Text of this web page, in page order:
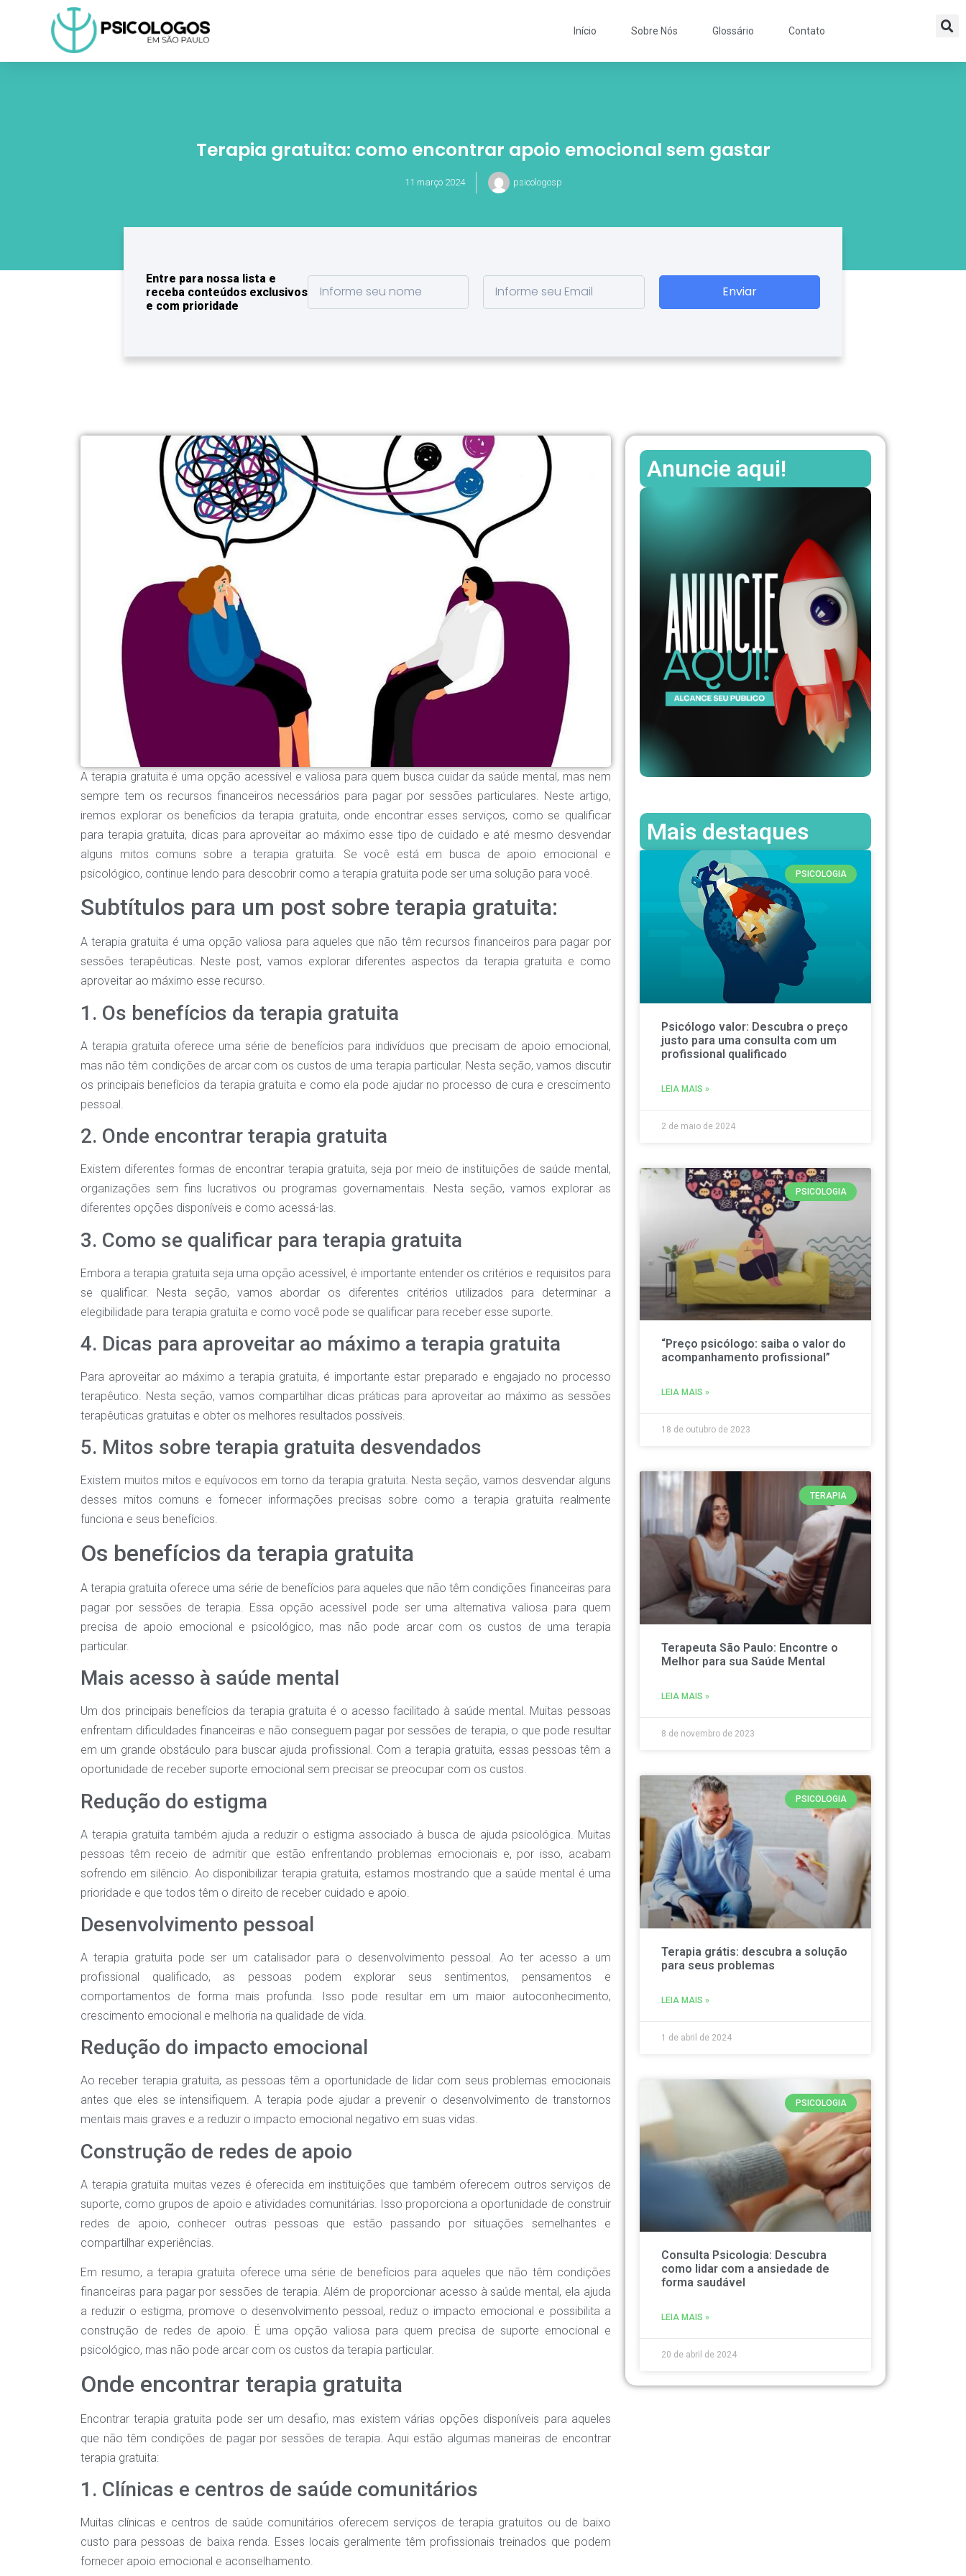
Início Sobre Nós Glossário Contato
Terapia gratuita: como encontrar apoio emocional sem gastar
11 março 2024 psicologosp
Enviar
Entre para nossa lista e
receba conteúdos exclusivos
e com prioridade
A terapia gratuita é uma opção acessível e valiosa para quem busca cuidar da saúde mental, mas nem
sempre tem os recursos financeiros necessários para pagar por sessões particulares. Neste artigo,
iremos explorar os benefícios da terapia gratuita, onde encontrar esses serviços, como se qualificar
para terapia gratuita, dicas para aproveitar ao máximo esse tipo de cuidado e até mesmo desvendar
alguns mitos comuns sobre a terapia gratuita. Se você está em busca de apoio emocional e
psicológico, continue lendo para descobrir como a terapia gratuita pode ser uma solução para você.
Subtítulos para um post sobre terapia gratuita:
A terapia gratuita é uma opção valiosa para aqueles que não têm recursos financeiros para pagar por
sessões terapêuticas. Neste post, vamos explorar diferentes aspectos da terapia gratuita e como
aproveitar ao máximo esse recurso.
1. Os benefícios da terapia gratuita
A terapia gratuita oferece uma série de benefícios para indivíduos que precisam de apoio emocional,
mas não têm condições de arcar com os custos de uma terapia particular. Nesta seção, vamos discutir
os principais benefícios da terapia gratuita e como ela pode ajudar no processo de cura e crescimento
pessoal.
2. Onde encontrar terapia gratuita
Existem diferentes formas de encontrar terapia gratuita, seja por meio de instituições de saúde mental,
organizações sem fins lucrativos ou programas governamentais. Nesta seção, vamos explorar as
diferentes opções disponíveis e como acessá-las.
3. Como se qualificar para terapia gratuita
Embora a terapia gratuita seja uma opção acessível, é importante entender os critérios e requisitos para
se qualificar. Nesta seção, vamos abordar os diferentes critérios utilizados para determinar a
elegibilidade para terapia gratuita e como você pode se qualificar para receber esse suporte.
4. Dicas para aproveitar ao máximo a terapia gratuita
Para aproveitar ao máximo a terapia gratuita, é importante estar preparado e engajado no processo
terapêutico. Nesta seção, vamos compartilhar dicas práticas para aproveitar ao máximo as sessões
terapêuticas gratuitas e obter os melhores resultados possíveis.
5. Mitos sobre terapia gratuita desvendados
Existem muitos mitos e equívocos em torno da terapia gratuita. Nesta seção, vamos desvendar alguns
desses mitos comuns e fornecer informações precisas sobre como a terapia gratuita realmente
funciona e seus benefícios.
Os benefícios da terapia gratuita
A terapia gratuita oferece uma série de benefícios para aqueles que não têm condições financeiras para
pagar por sessões de terapia. Essa opção acessível pode ser uma alternativa valiosa para quem
precisa de apoio emocional e psicológico, mas não pode arcar com os custos de uma terapia
particular.
Mais acesso à saúde mental
Um dos principais benefícios da terapia gratuita é o acesso facilitado à saúde mental. Muitas pessoas
enfrentam dificuldades financeiras e não conseguem pagar por sessões de terapia, o que pode resultar
em um grande obstáculo para buscar ajuda profissional. Com a terapia gratuita, essas pessoas têm a
oportunidade de receber suporte emocional sem precisar se preocupar com os custos.
Redução do estigma
A terapia gratuita também ajuda a reduzir o estigma associado à busca de ajuda psicológica. Muitas
pessoas têm receio de admitir que estão enfrentando problemas emocionais e, por isso, acabam
sofrendo em silêncio. Ao disponibilizar terapia gratuita, estamos mostrando que a saúde mental é uma
prioridade e que todos têm o direito de receber cuidado e apoio.
Desenvolvimento pessoal
A terapia gratuita pode ser um catalisador para o desenvolvimento pessoal. Ao ter acesso a um
profissional qualificado, as pessoas podem explorar seus sentimentos, pensamentos e
comportamentos de forma mais profunda. Isso pode resultar em um maior autoconhecimento,
crescimento emocional e melhoria na qualidade de vida.
Redução do impacto emocional
Ao receber terapia gratuita, as pessoas têm a oportunidade de lidar com seus problemas emocionais
antes que eles se intensifiquem. A terapia pode ajudar a prevenir o desenvolvimento de transtornos
mentais mais graves e a reduzir o impacto emocional negativo em suas vidas.
Construção de redes de apoio
A terapia gratuita muitas vezes é oferecida em instituições que também oferecem outros serviços de
suporte, como grupos de apoio e atividades comunitárias. Isso proporciona a oportunidade de construir
redes de apoio, conhecer outras pessoas que estão passando por situações semelhantes e
compartilhar experiências.
Em resumo, a terapia gratuita oferece uma série de benefícios para aqueles que não têm condições
financeiras para pagar por sessões de terapia. Além de proporcionar acesso à saúde mental, ela ajuda
a reduzir o estigma, promove o desenvolvimento pessoal, reduz o impacto emocional e possibilita a
construção de redes de apoio. É uma opção valiosa para quem precisa de suporte emocional e
psicológico, mas não pode arcar com os custos da terapia particular.
Onde encontrar terapia gratuita
Encontrar terapia gratuita pode ser um desafio, mas existem várias opções disponíveis para aqueles
que não têm condições de pagar por sessões de terapia. Aqui estão algumas maneiras de encontrar
terapia gratuita:
1. Clínicas e centros de saúde comunitários
Muitas clínicas e centros de saúde comunitários oferecem serviços de terapia gratuitos ou de baixo
custo para pessoas de baixa renda. Esses locais geralmente têm profissionais treinados que podem
fornecer apoio emocional e aconselhamento.
Anuncie aqui!
Mais destaques
PSICOLOGIA
Psicólogo valor: Descubra o preço
justo para uma consulta com um
profissional qualificado
LEIA MAIS »
2 de maio de 2024
PSICOLOGIA
“Preço psicólogo: saiba o valor do
acompanhamento profissional”
LEIA MAIS »
18 de outubro de 2023
TERAPIA
Terapeuta São Paulo: Encontre o
Melhor para sua Saúde Mental
LEIA MAIS »
8 de novembro de 2023
PSICOLOGIA
Terapia grátis: descubra a solução
para seus problemas
LEIA MAIS »
1 de abril de 2024
PSICOLOGIA
Consulta Psicologia: Descubra
como lidar com a ansiedade de
forma saudável
LEIA MAIS »
20 de abril de 2024